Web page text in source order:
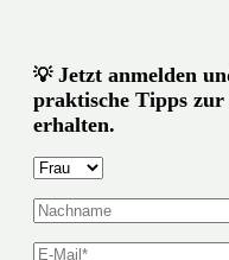
💡Jetzt anmelden
praktische Tipps
erhalten.